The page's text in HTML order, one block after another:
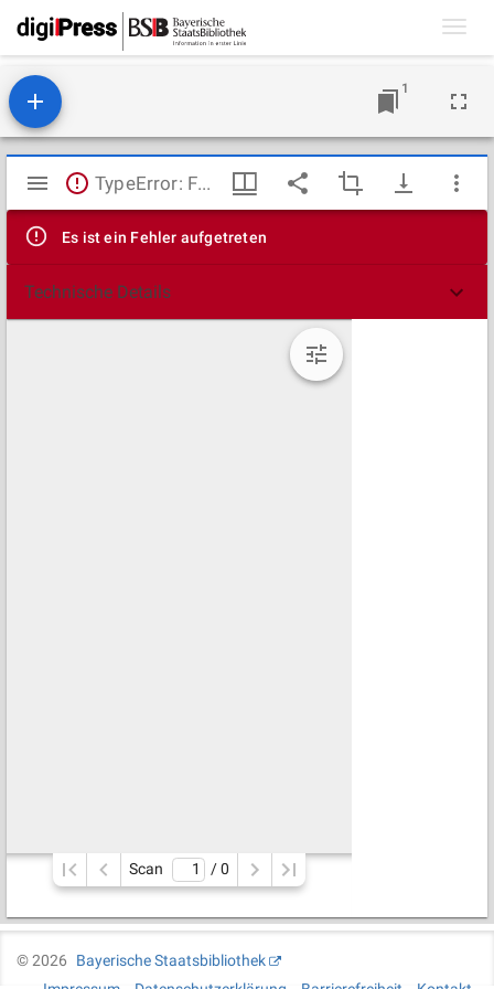
1
Mirador
Viewer
TypeError: Failed to fetch
Es ist ein Fehler aufgetreten
Technische Details
Scan / 0
©2026
Bayerische Staatsbibliothek